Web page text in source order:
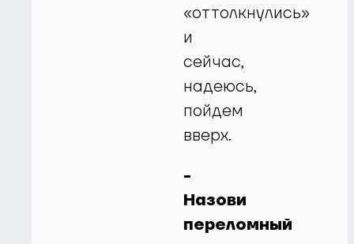
«оттолкнулись»
и
сейчас,
надеюсь,
пойдем
вверх.
-
Назови
переломный